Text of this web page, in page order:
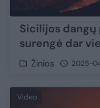
Sicilijos dangų
surengė dar
Žinios 2025-
Video